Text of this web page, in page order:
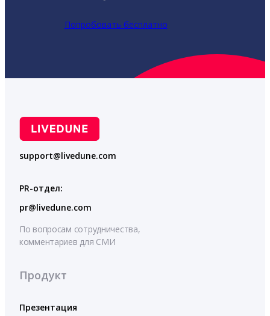
Попробовать бесплатно
support@livedune.com
PR-отдел:
pr@livedune.com
По вопросам сотрудничества,
комментариев для СМИ
Продукт
Презентация